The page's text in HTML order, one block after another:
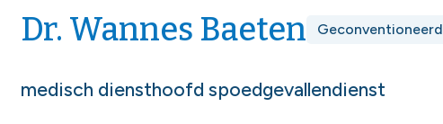
Dr. Wannes Baeten Geconventioneerd
medisch diensthoofd spoedgevallendienst